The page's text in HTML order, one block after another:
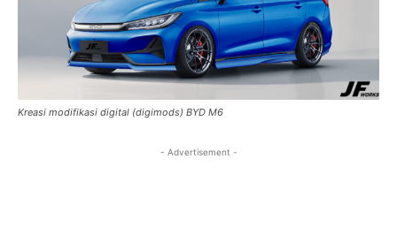
Kreasi modifikasi digital (digimods) BYD M6
- Advertisement -